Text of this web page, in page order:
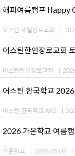
해피여름캠프 Happy
오스틴 제일장로교회 |
어스틴한인장로교회
어스틴한인장로교회 |
어스틴 한국학교
어스틴 한국학교 AKS |
2026 가온학교 여름
가온학교 | 2026.05.02 |